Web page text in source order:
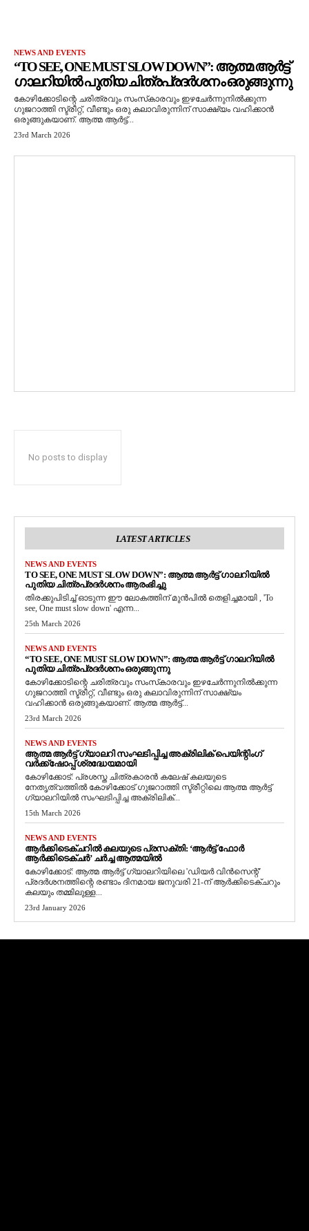
NEWS AND EVENTS
“TO SEE, ONE MUST SLOW DOWN”: ആത്മ ആർട്ട്
ഗാലറിയിൽ പുതിയ ചിത്രപ്രദർശനം ഒരുങ്ങുന്നു
കോഴിക്കോടിന്റെ ചരിത്രവും സംസ്‌കാരവും ഇഴചേർന്നുനിൽക്കുന്ന
ഗുജറാത്തി സ്ട്രീറ്റ്, വീണ്ടും ഒരു കലാവിരുന്നിന് സാക്ഷ്യം വഹിക്കാൻ
ഒരുങ്ങുകയാണ്. ആത്മ ആർട്ട്...
23rd March 2026
No posts to display
LATEST ARTICLES
NEWS AND EVENTS
TO SEE, ONE MUST SLOW DOWN”: ആത്മ ആർട്ട് ഗാലറിയിൽ
പുതിയ ചിത്രപ്രദർശനം ആരംഭിച്ചു
തിരക്കുപിടിച്ച് ഓടുന്ന ഈ ലോകത്തിന് മുൻപിൽ തെളിച്ചമായി , 'To
see, One must slow down' എന്ന...
25th March 2026
NEWS AND EVENTS
“TO SEE, ONE MUST SLOW DOWN”: ആത്മ ആർട്ട് ഗാലറിയിൽ
പുതിയ ചിത്രപ്രദർശനം ഒരുങ്ങുന്നു
കോഴിക്കോടിന്റെ ചരിത്രവും സംസ്‌കാരവും ഇഴചേർന്നുനിൽക്കുന്ന
ഗുജറാത്തി സ്ട്രീറ്റ്, വീണ്ടും ഒരു കലാവിരുന്നിന് സാക്ഷ്യം
വഹിക്കാൻ ഒരുങ്ങുകയാണ്. ആത്മ ആർട്ട്...
23rd March 2026
NEWS AND EVENTS
ആത്മ ആർട്ട് ഗ്യാലറി സംഘടിപ്പിച്ച അക്രിലിക് പെയിന്റിംഗ്
വർക്ക്‌ഷോപ്പ് ശ്രദ്ധേയമായി
കോഴിക്കോട്: പ്രശസ്ത ചിത്രകാരൻ കലേഷ് കലയുടെ
നേതൃത്വത്തിൽ കോഴിക്കോട് ഗുജറാത്തി സ്ട്രീറ്റിലെ ആത്മ ആർട്ട്
ഗ്യാലറിയിൽ സംഘടിപ്പിച്ച അക്രിലിക്...
15th March 2026
NEWS AND EVENTS
ആർക്കിടെക്ചറിൽ കലയുടെ പ്രസക്തി: ‘ആർട്ട് ഫോർ
ആർക്കിടെക്ചർ’ ചർച്ച ആത്മയിൽ
​കോഴിക്കോട്: ആത്മ ആർട്ട് ഗ്യാലറിയിലെ 'ഡിയർ വിൻസെന്റ്'
പ്രദർശനത്തിന്റെ രണ്ടാം ദിനമായ ജനുവരി 21-ന് ആർക്കിടെക്ചറും
കലയും തമ്മിലുള്ള...
23rd January 2026